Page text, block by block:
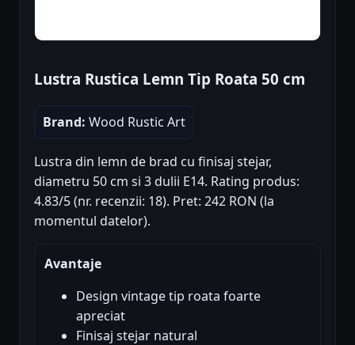
Lustra Rustica Lemn Tip Roata 50 cm
Brand: Wood Rustic Art
Lustra din lemn de brad cu finisaj stejar,
diametru 50 cm si 3 dulii E14. Rating produs:
4.83/5 (nr. recenzii: 18). Pret: 242 RON (la
momentul datelor).
Avantaje
Design vintage tip roata foarte
apreciat
Finisaj stejar natural